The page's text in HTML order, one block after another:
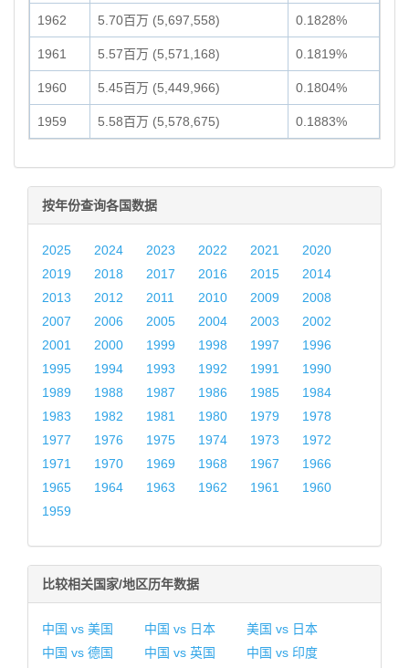
1962 5.70百万 (5,697,558) 0.1828%
1961 5.57百万 (5,571,168) 0.1819%
1960 5.45百万 (5,449,966) 0.1804%
1959 5.58百万 (5,578,675) 0.1883%
按年份查询各国数据
2025 2024 2023 2022 2021
2020
2019
2018 2017 2016 2015
2014
2013
2012 2011 2010 2009
2008
2007
2006 2005 2004 2003
2002
2001
2000 1999 1998 1997
1996
1995
1994 1993 1992 1991
1990
1989
1988 1987 1986 1985
1984
1983
1982 1981 1980 1979
1978
1977
1976 1975 1974 1973
1972
1971
1970 1969 1968 1967
1966
1965
1964 1963 1962 1961
1960
1959
比较相关国家/地区历年数据
中国 vs 美国 中国 vs 日本
美国 vs 日本
中国 vs 德国
中国 vs 英国
中国 vs 印度